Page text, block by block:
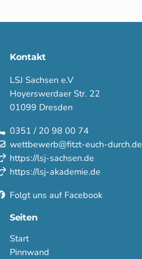
Kontakt
LSJ Sachsen e.V
Hoyerswerdaer Str. 22
01099 Dresden
0351 / 20 98 00 74
wettbewerb@fitzt-euch-durch.de
https://lsj-sachsen.de
https://lsj-akademie.de
Folgt uns auf Facebook
Seiten
Start
Pinnwand